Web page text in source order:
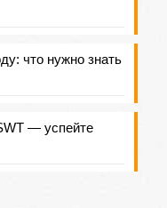
что нужно знать
— успейте